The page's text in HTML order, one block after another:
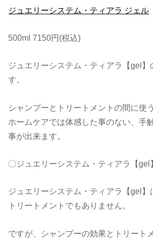
ジュエリーシステム・ティアラ ジェル
500ml 7150円(税込)
ジュエリーシステム・ティアラ【gel
す。
シャンプーとトリートメントの間に使
ホームケアでは体感した事のない、手
事が出来ます。
〇ジュエリーシステム・ティアラ【gel
ジュエリーシステム・ティアラ【gel】
トリートメントでもありません。
ですが、シャンプーの効果とトリート